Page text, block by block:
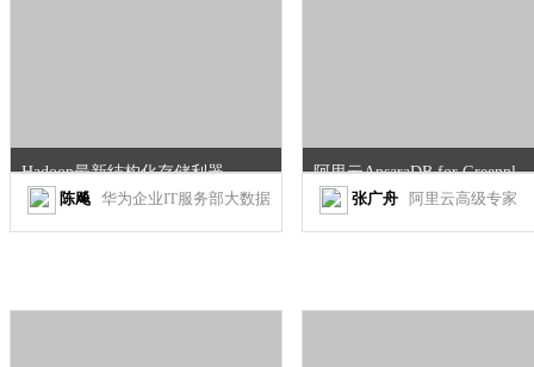
Hadoop最新结构化存储利器Kudu介绍
陈飚 华为企业IT服务部大数据服务总监
阿里云ApsaraDB for Greenplum介绍
张广舟 阿里云高级专家